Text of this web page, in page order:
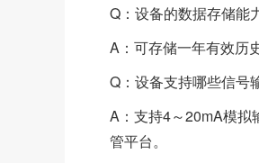
Q：设备的数据存储能
A：可存储一年有效历
Q：设备支持哪些信号
A：支持4～20mA模拟
管平台。